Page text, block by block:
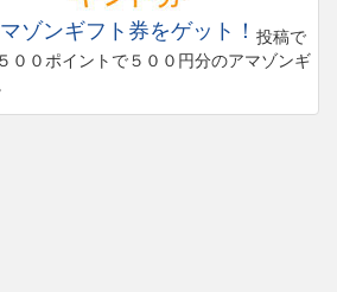
ゾンギフト券をゲット！ 投稿で
００ポイントで５００円分のアマゾンギ